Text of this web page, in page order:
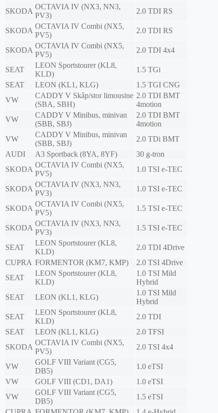
SKODA
OCTAVIA IV (NX3, NN3,
PV3)
2.0 TDI RS
SKODA
OCTAVIA IV Combi (NX5,
PV5)
2.0 TDI RS
SKODA
OCTAVIA IV Combi (NX5,
PV5)
2.0 TDI 4x4
SEAT
LEON Sportstourer (KL8,
KLD)
1.5 TGi
SEAT
LEON (KL1, KLG)
1.5 TGI CNG
VW
CADDY V Skåp/stor limousine
(SBA, SBH)
2.0 TDI BMT
4motion
VW
CADDY V Minibus, minivan
(SBB, SBJ)
2.0 TDI BMT
4motion
VW
CADDY V Minibus, minivan
(SBB, SBJ)
2.0 TDi BMT
AUDI
A3 Sportback (8YA, 8YF)
30 g-tron
SKODA
OCTAVIA IV Combi (NX5,
PV5)
1.0 TSI e-TEC
SKODA
OCTAVIA IV (NX3, NN3,
PV3)
1.0 TSI e-TEC
SKODA
OCTAVIA IV Combi (NX5,
PV5)
1.5 TSI e-TEC
SKODA
OCTAVIA IV (NX3, NN3,
PV3)
1.5 TSI e-TEC
SEAT
LEON Sportstourer (KL8,
KLD)
2.0 TDI 4Drive
CUPRA FORMENTOR (KM7, KMP)
2.0 TSI 4Drive
SEAT
LEON Sportstourer (KL8,
KLD)
1.0 TSI Mild
Hybrid
SEAT
LEON (KL1, KLG)
1.0 TSI Mild
Hybrid
SEAT
LEON Sportstourer (KL8,
KLD)
2.0 TDI
SEAT
LEON (KL1, KLG)
2.0 TFSI
SKODA
OCTAVIA IV Combi (NX5,
PV5)
2.0 TSI 4x4
VW
GOLF VIII Variant (CG5,
DB5)
1.0 eTSI
VW
GOLF VIII (CD1, DA1)
1.0 eTSI
VW
GOLF VIII Variant (CG5,
DB5)
1.5 eTSI